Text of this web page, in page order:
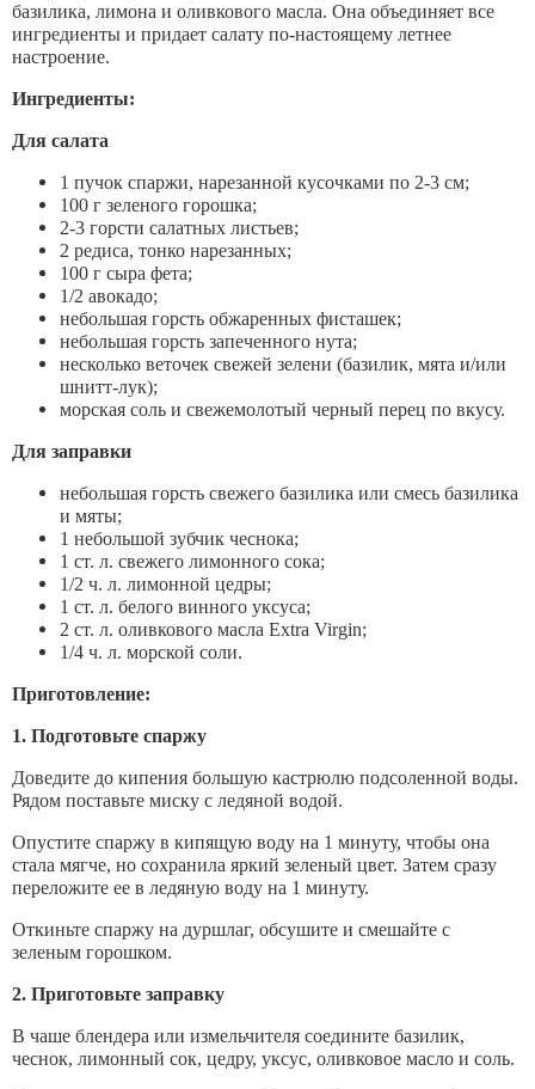
базилика, лимона и оливкового масла. Она объединяет все
ингредиенты и придает салату по-настоящему летнее
настроение.
Ингредиенты:
Для салата
1 пучок спаржи, нарезанной кусочками по 2-3 см;
100 г зеленого горошка;
2-3 горсти салатных листьев;
2 редиса, тонко нарезанных;
100 г сыра фета;
1/2 авокадо;
небольшая горсть обжаренных фисташек;
небольшая горсть запеченного нута;
несколько веточек свежей зелени (базилик, мята и/или
шнитт-лук);
морская соль и свежемолотый черный перец по вкусу.
Для заправки
небольшая горсть свежего базилика или смесь базилика
и мяты;
1 небольшой зубчик чеснока;
1 ст. л. свежего лимонного сока;
1/2 ч. л. лимонной цедры;
1 ст. л. белого винного уксуса;
2 ст. л. оливкового масла Extra Virgin;
1/4 ч. л. морской соли.
Приготовление:
1. Подготовьте спаржу
Доведите до кипения большую кастрюлю подсоленной воды.
Рядом поставьте миску с ледяной водой.
Опустите спаржу в кипящую воду на 1 минуту, чтобы она
стала мягче, но сохранила яркий зеленый цвет. Затем сразу
переложите ее в ледяную воду на 1 минуту.
Откиньте спаржу на дуршлаг, обсушите и смешайте с
зеленым горошком.
2. Приготовьте заправку
В чаше блендера или измельчителя соедините базилик,
чеснок, лимонный сок, цедру, уксус, оливковое масло и соль.